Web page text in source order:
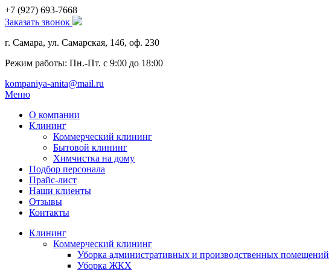
+7 (927) 693-7668
Заказать звонок
г. Самара, ул. Самарская, 146, оф. 230
Режим работы: Пн.-Пт. с 9:00 до 18:00
kompaniya-anita@mail.ru
Меню
О компании
Клининг
Коммерческий клининг
Бытовой клининг
Химчистка на дому
Подбор персонала
Прайс-лист
Наши клиенты
Отзывы
Контакты
Клининг
Коммерческий клининг
Уборка административных и производственных помещений
Уборка ЖКХ